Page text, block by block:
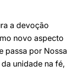
a devoção
novo aspecto
passa por Nossa
unidade na fé,